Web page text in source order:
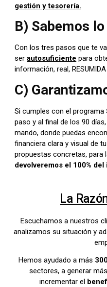
gestión y tesorería.
B) Sabemos
Con los tres pasos que te
ser autosuficiente para
información, real,
C)
Si cumples con el programa
paso y al final de los 90
mando, donde puedas
financiera clara y visual de
propuestas concretas, para
devolveremos el 100%
La
Escuchamos a nuestros
analizamos su situación y
Hemos ayudado a más
sectores, a generar
incrementar el